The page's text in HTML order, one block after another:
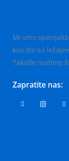
Mi smo
kao što su
Takođe nudimo
Zapratite nas: